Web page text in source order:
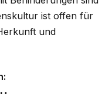
ist offen für
und